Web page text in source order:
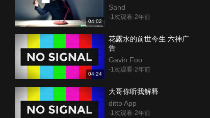
04:02
Sand
-1次观看·2年前
04:24
花露水的前世今生 六神广
告
Gavin Foo
-1次观看·2年前
大哥你听我解释
ditto App
-1次观看·2年前